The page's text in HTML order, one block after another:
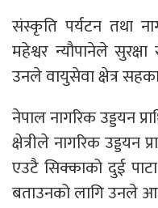
संस्कृति पर्यटन तथा
महेश्वर न्यौपानेले
उनले वायुसेवा क्षेत्र
नेपाल नागरिक उड्डयन
क्षेत्रीले नागरिक उड्डयन
एउटै सिक्काको दुई
बताउनको लागि उनले